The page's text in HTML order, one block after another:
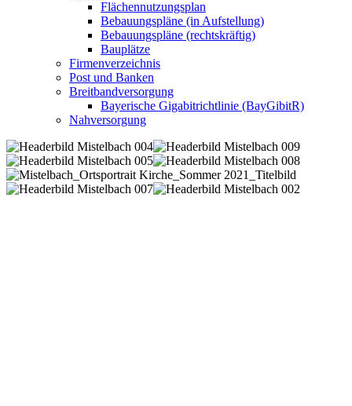
Flächennutzungsplan
Bebauungspläne (in Aufstellung)
Bebauungspläne (rechtskräftig)
Bauplätze
Firmenverzeichnis
Post und Banken
Breitbandversorgung
Bayerische Gigabitrichtlinie (BayGibitR)
Nahversorgung